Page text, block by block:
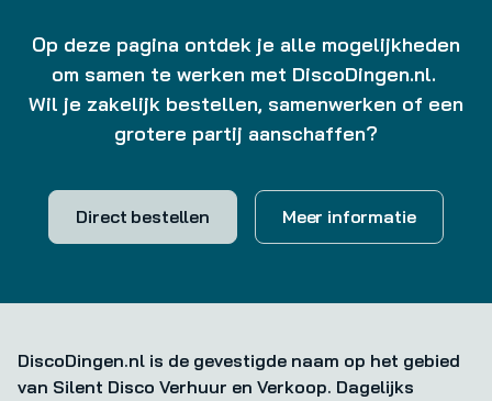
Op deze pagina ontdek je alle mogelijkheden
om samen te werken met DiscoDingen.nl.
Wil je zakelijk bestellen, samenwerken of een
grotere partij aanschaffen?
Direct bestellen Meer informatie
DiscoDingen.nl is de gevestigde naam op het gebied
van Silent Disco Verhuur en Verkoop. Dagelijks